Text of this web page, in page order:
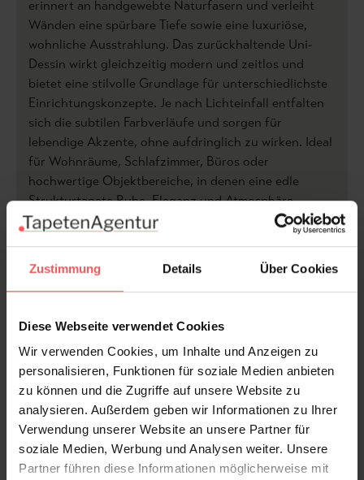
Zustimmung Details Über Cookies
Diese Webseite verwendet Cookies
Wir verwenden Cookies, um Inhalte und Anzeigen zu
personalisieren, Funktionen für soziale Medien anbieten
zu können und die Zugriffe auf unsere Website zu
analysieren. Außerdem geben wir Informationen zu Ihrer
Verwendung unserer Website an unsere Partner für
soziale Medien, Werbung und Analysen weiter. Unsere
Partner führen diese Informationen möglicherweise mit
erinnert an handgewebte Naturfasern und verleiht
Wänden eine spürbare Tiefe sowie eine luxuriöse,
wohnliche Ausstrahlung. Das zurückhaltende Uni-
Dessin wirkt gleichzeitig modern und zeitlos und
bietet eine stilvolle Grundlage für unterschiedlichste
Einrichtungskonzepte. Je nach Lichteinfall entfalten
sich die subtilen Farbverläufe und sorgen für
lebendige Akzente, ohne aufdringlich zu wirken. Ideal
für Wohnräume, Schlafzimmer, Büros oder
hochwertige Objektbereiche, in denen eine edle
Strukturtapete Ruhe, Eleganz und Atmosphäre
schaffen soll.
Bewertungen
FAQ Teilen!